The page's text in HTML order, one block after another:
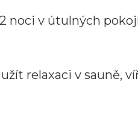
noci v útulných
relaxaci v sauně,